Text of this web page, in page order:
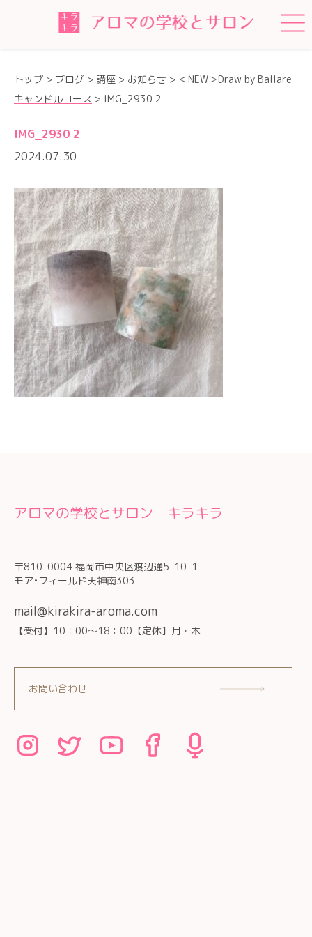
トップ > ブログ > 講座 > お知らせ > ＜NEW＞Draw by Ballare
キャンドルコース > IMG_2930 2
IMG_2930 2
2024.07.30
アロマの学校とサロン キラキラ
〒810-0004 福岡市中央区渡辺通5-10-1
モア•フィールド天神南303
mail@kirakira-aroma.com
【受付】10：00～18：00【定休】月・木
お問い合わせ